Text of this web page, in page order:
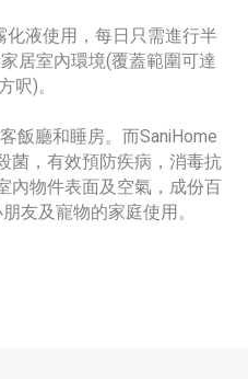
化液使用，每日只需進行半
居室內環境(覆蓋範圍可達
呎)。
飯廳和睡房。而SaniHome
菌，有效預防疾病，消毒抗
內物件表面及空氣，成份百
友及寵物的家庭使用。